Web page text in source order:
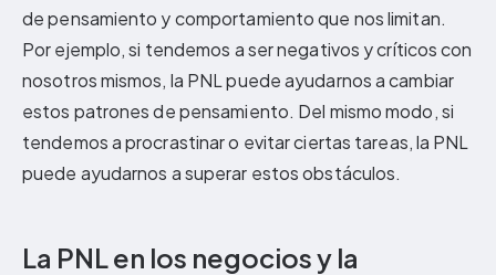
de pensamiento y comportamiento que nos limitan.
Por ejemplo, si tendemos a ser negativos y críticos con
nosotros mismos, la PNL puede ayudarnos a cambiar
estos patrones de pensamiento. Del mismo modo, si
tendemos a procrastinar o evitar ciertas tareas, la PNL
puede ayudarnos a superar estos obstáculos.
La PNL en los negocios y la